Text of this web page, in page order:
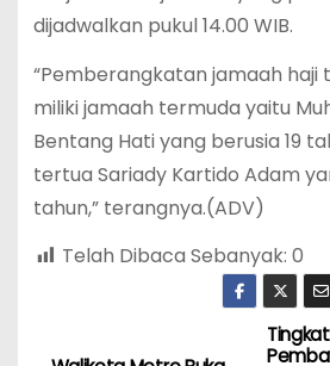
dijadwalkan pukul 14.00 WIB.
“Pemberangkatan jamaah haji
miliki jamaah termuda yaitu
Bentang Hati yang berusia 19
tertua Sariady Kartido Adam
tahun,” terangnya.(ADV)
Telah Dibaca Sebanyak: 0
N